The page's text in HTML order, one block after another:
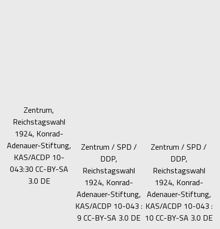
Zentrum,
Reichstagswahl
1924, Konrad-
Adenauer-Stiftung,
KAS/ACDP 10-
043:30 CC-BY-SA
3.0 DE
Zentrum / SPD /
DDP,
Reichstagswahl
1924, Konrad-
Adenauer-Stiftung,
KAS/ACDP 10-043 :
9 CC-BY-SA 3.0 DE
Zentrum / SPD /
DDP,
Reichstagswahl
1924, Konrad-
Adenauer-Stiftung,
KAS/ACDP 10-043 :
10 CC-BY-SA 3.0 DE